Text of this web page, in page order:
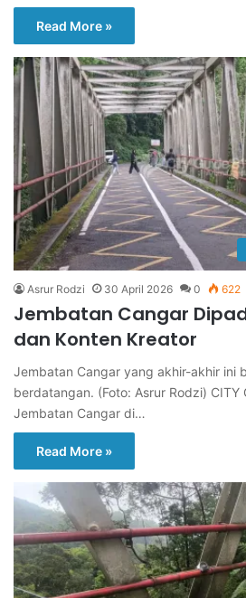
Read More »
Asrur Rodzi 30 April 2026 0 622
Jembatan Cangar
dan Konten Kreator
Jembatan Cangar yang akhir-akhir ini
berdatangan. (Foto: Asrur Rodzi) CITY
Jembatan Cangar di…
Read More »